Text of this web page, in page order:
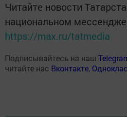
Читайте новости
национальном
https://max.ru/tatmedia
Подписывайтесь на наш
читайте нас Вконтакте,